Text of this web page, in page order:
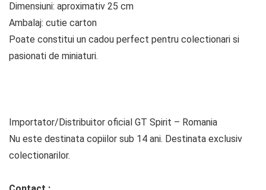
Dimensiuni: aproximativ 25 cm
Ambalaj: cutie carton
Poate constitui un cadou perfect pentru colectionari si
pasionati de miniaturi.
Importator/Distribuitor oficial GT Spirit – Romania
Nu este destinata copiilor sub 14 ani. Destinata exclusiv
colectionarilor.